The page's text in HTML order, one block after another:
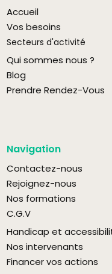
Accueil
Vos besoins
Secteurs d'activité
Qui sommes nous ?
Blog
Prendre Rendez-Vous
Navigation
Contactez-nous
Rejoignez-nous
Nos formations
C.G.V
Handicap et
Nos intervenants
Financer vos actions